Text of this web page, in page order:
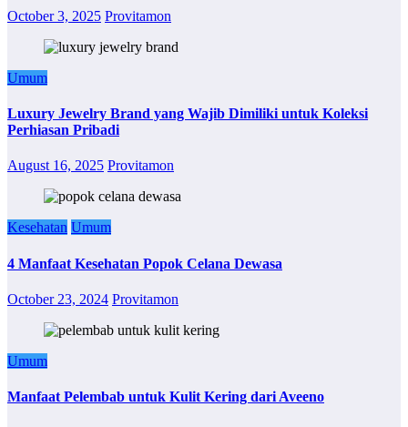
October 3, 2025 Provitamon
Umum
Luxury Jewelry Brand yang Wajib Dimiliki untuk Koleksi
Perhiasan Pribadi
August 16, 2025 Provitamon
Kesehatan Umum
4 Manfaat Kesehatan Popok Celana Dewasa
October 23, 2024 Provitamon
Umum
Manfaat Pelembab untuk Kulit Kering dari Aveeno